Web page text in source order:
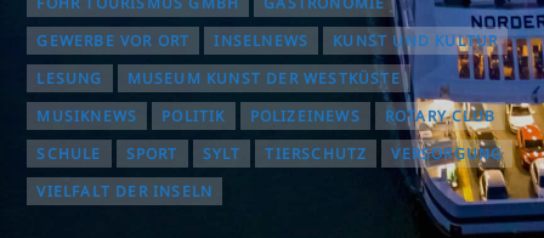
GEWERBE VOR ORT
INSELNEWS
KUNST UND KULTUR
LESUNG
MUSEUM KUNST DER WESTKÜSTE
MUSIKNEWS
POLITIK POLIZEINEWS
ROTARY CLUB
SCHULE
SPORT SYLT TIERSCHUTZ
VERSORGUNG
VIELFALT DER INSELN